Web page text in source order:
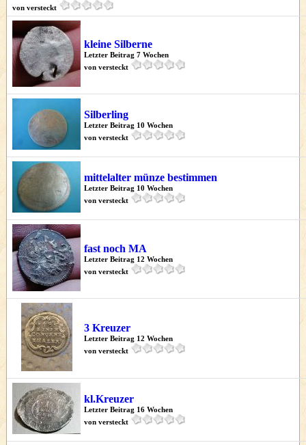
von versteckt
kleine Silberne
Letzter Beitrag 7 Wochen
von versteckt
Silberling
Letzter Beitrag 10 Wochen
von versteckt
mittelalter münze bestimmen
Letzter Beitrag 10 Wochen
von versteckt
fast noch MA
Letzter Beitrag 12 Wochen
von versteckt
3 Kreuzer
Letzter Beitrag 12 Wochen
von versteckt
kl.Kreuzer
Letzter Beitrag 16 Wochen
von versteckt